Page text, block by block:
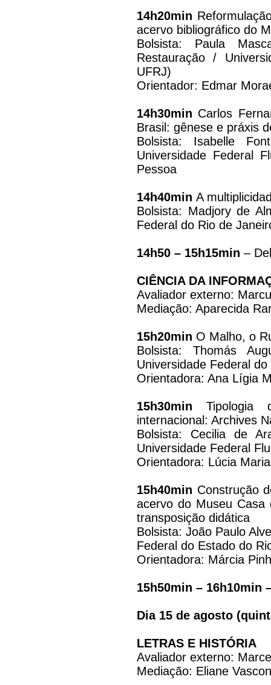
14h20min
acervo bibliográfico do
Bolsista: Paula
Restauração /
UFRJ)
Orientador: Edmar
14h30min Carlos
Brasil: gênese e práxis
Bolsista: Isabelle
Universidade Federal
Pessoa
14h40min A
Bolsista: Madjory de
Federal do Rio de
14h50 – 15h15min –
CIÊNCIA DA
Avaliador externo:
Mediação: Aparecida
15h20min O Malho, o
Bolsista: Thomás
Universidade Federal
Orientadora: Ana Lígia
15h30min Tipologia
internacional: Archives
Bolsista: Cecilia de
Universidade Federal
Orientadora: Lúcia
15h40min Construção
acervo do Museu
transposição didática
Bolsista: João Paulo
Federal do Estado do
Orientadora: Márcia
15h50min – 16h10min
Dia 15 de agosto
LETRAS E HISTÓRIA
Avaliador externo:
Mediação: Eliane